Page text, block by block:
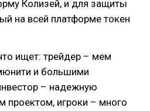
Колизей, и для защиты
на всей платформе токен
ищет: трейдер – мем
и большими
– надежную
проектом, игроки – много